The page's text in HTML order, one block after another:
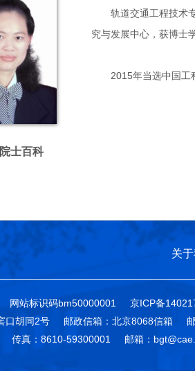
士百科
轨道交通工程技术专
究与发展中心，获博士
2015年当选中国工
关
网站标识码bm50000001
京ICP备
口胡同2号
邮政信箱：北京8068信箱
传真：8610-59300001 邮箱：